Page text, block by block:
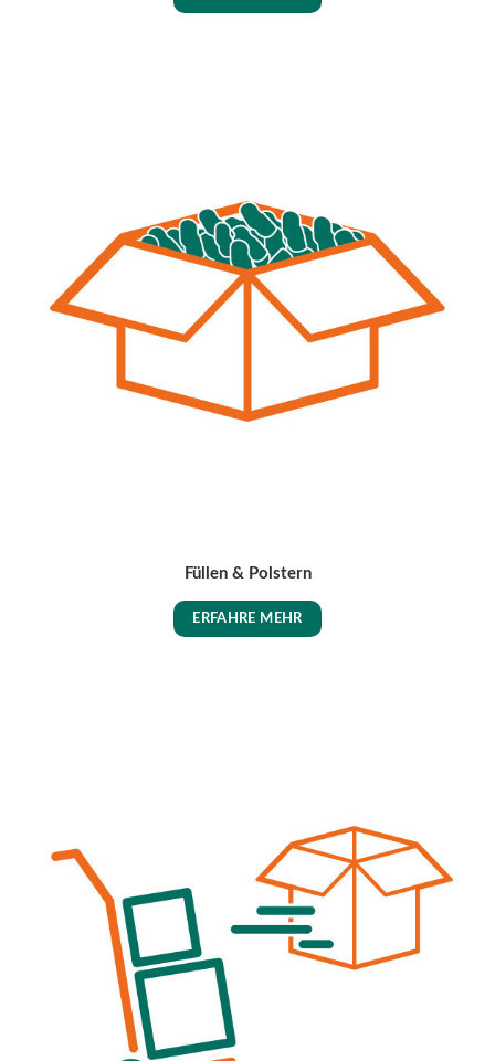
Füllen & Polstern
ERFAHRE MEHR